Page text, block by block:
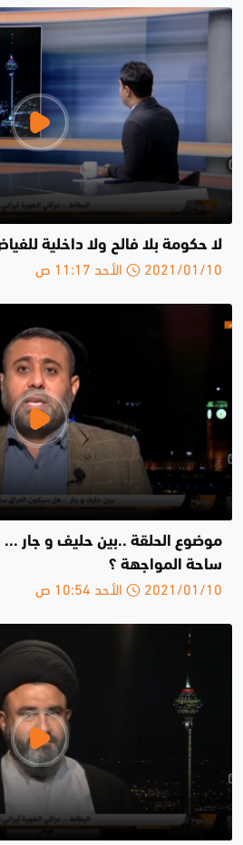
لا حكومة بلا فالح ولا داخلية
2021/01/10 الأحد 11:17 ص
موضوع الحلقة ..بين حليف و جار
ساحة المواجهة ؟
2021/01/10 الأحد 10:54 ص